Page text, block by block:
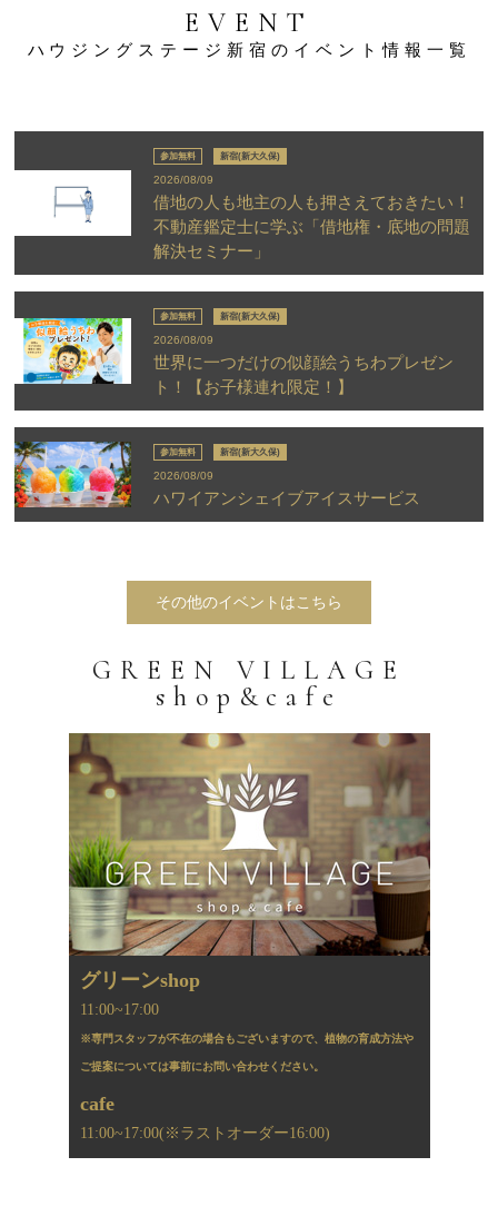
EVENT
ハウジングステージ新宿のイベント情報一覧
2026/08/09
参加無料 新宿(新大久保)
借地の人も地主の人も押さえておきたい！
不動産鑑定士に学ぶ「借地権・底地の問題
解決セミナー」
2026/08/09
参加無料 新宿(新大久保)
世界に一つだけの似顔絵うちわプレゼン
ト！【お子様連れ限定！】
2026/08/09
参加無料 新宿(新大久保)
ハワイアンシェイブアイスサービス
その他のイベントはこちら
GREEN VILLAGE
shop&cafe
グリーンshop
11:00~17:00
※専門スタッフが不在の場合もございますので、植物の育成方法や
ご提案については事前にお問い合わせください。
cafe
11:00~17:00(※ラストオーダー16:00)